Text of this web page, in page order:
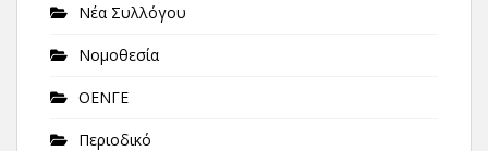
Νέα Συλλόγου
Νομοθεσία
ΟΕΝΓΕ
Περιοδικό